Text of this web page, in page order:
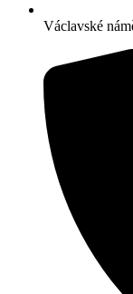
Václavské